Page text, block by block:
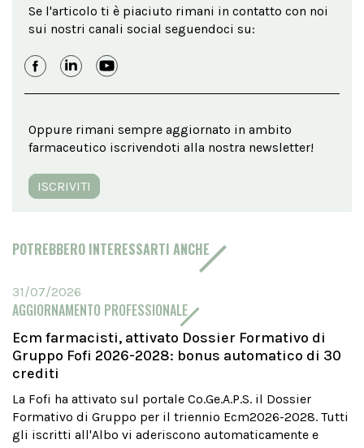
Se l'articolo ti è piaciuto rimani in contatto con noi
sui nostri canali social seguendoci su:
Oppure rimani sempre aggiornato in ambito
farmaceutico iscrivendoti alla nostra newsletter!
ISCRIVITI
POTREBBERO INTERESSARTI ANCHE
31/07/2026
AGGIORNAMENTO PROFESSIONALE
Ecm farmacisti, attivato Dossier Formativo di
Gruppo Fofi 2026-2028: bonus automatico di 30
crediti
La Fofi ha attivato sul portale Co.Ge.A.P.S. il Dossier
Formativo di Gruppo per il triennio Ecm2026-2028. Tutti
gli iscritti all'Albo vi aderiscono automaticamente e